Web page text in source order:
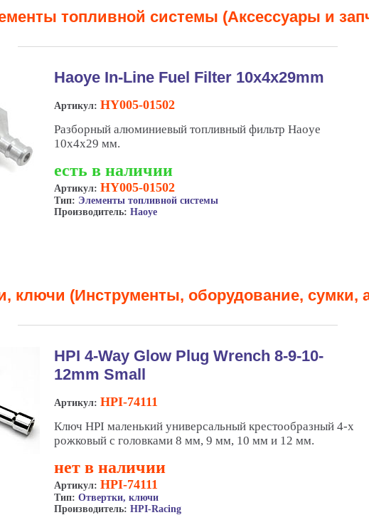
топливной системы (Аксессуары и
Haoye In-Line Fuel Filter 10x4x29mm
Артикул: HY005-01502
Разборный алюминиевый топливный фильтр Haoye
10х4х29 мм.
есть в наличии
Артикул: HY005-01502
Тип: Элементы топливной системы
Производитель: Haoye
ключи (Инструменты, оборудование, сумки,
HPI 4-Way Glow Plug Wrench 8-9-10-
12mm Small
Артикул: HPI-74111
Ключ HPI маленький универсальный крестообразный 4-х
рожковый с головками 8 мм, 9 мм, 10 мм и 12 мм.
нет в наличии
Артикул: HPI-74111
Тип: Отвертки, ключи
Производитель: HPI-Racing